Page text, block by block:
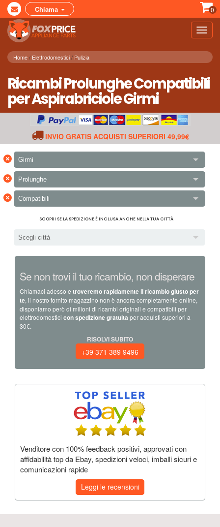
Chiama 0
Home Elettrodomestici Pulizia
Ricambi Prolunghe Compatibili
per Aspirabriciole Girmi
INVIO GRATIS ACQUISTI SUPERIORI 49,99€
× Girmi
× Prolunghe
× Compatibili
SCOPRI SE LA SPEDIZIONE È INCLUSA ANCHE NELLA TUA CITTÀ
Scegli città
Se non trovi il tuo ricambio, non disperare
Chiamaci adesso e troveremo rapidamente il ricambio giusto per
te, il nostro fornito magazzino non è ancora completamente online,
disponiamo però di milioni di ricambi originali e compatibili per
elettrodomestici con spedizione gratuita per acquisti superiori a
30€.
RISOLVI SUBITO
+39 371 389 9496
Venditore con 100% feedback positivi, approvati con
affidabilità top da Ebay, spedizioni veloci, imballi sicuri e
comunicazioni rapide
Leggi le recensioni